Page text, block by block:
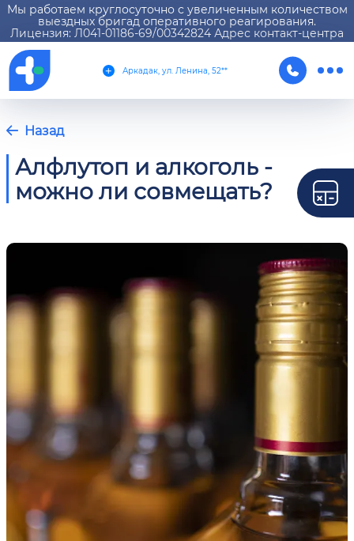
Мы работаем круглосуточно с увеличенным количеством
выездных бригад оперативного реагирования.
Лицензия: Л041-01186-69/00342824 Адрес контакт-центра
Аркадак, ул. Ленина, 52**
Назад
Алфлутоп и алкоголь -
можно ли совмещать?